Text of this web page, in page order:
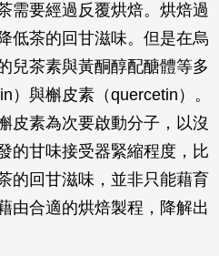
需要經過反覆烘焙。烘焙過
低茶的回甘滋味。但是在烏
兒茶素與黃酮醇配醣體等多
與槲皮素（quercetin）。
皮素為次要啟動分子，以沒
的甘味接受器緊縮程度，比
的回甘滋味，並非只能藉育
由合適的烘焙製程，降解出